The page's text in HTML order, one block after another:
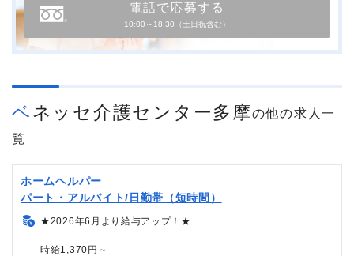
電話で応募する
10:00～18:30（土日祝含む）
ベネッセ介護センター多摩の他の求人一
覧
ホームヘルパー
パート・アルバイト/日勤帯（短時間）
★2026年6月より給与アップ！★
時給1,370円～